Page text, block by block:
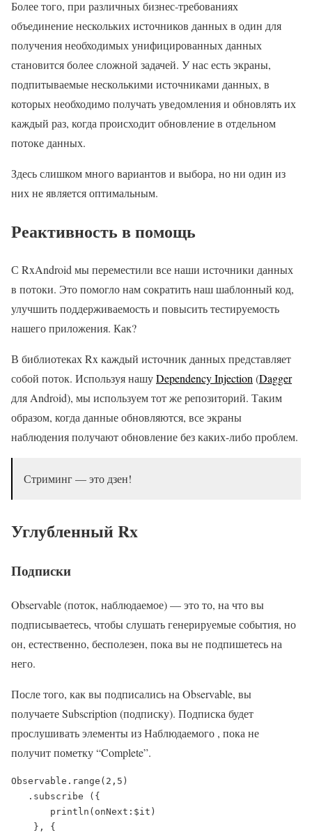
Более того, при различных бизнес-требованиях
объединение нескольких источников данных в один для
получения необходимых унифицированных данных
становится более сложной задачей. У нас есть экраны,
подпитываемые несколькими источниками данных, в
которых необходимо получать уведомления и обновлять их
каждый раз, когда происходит обновление в отдельном
потоке данных.
Здесь слишком много вариантов и выбора, но ни один из
них не является оптимальным.
Реактивность в помощь
С RxAndroid мы переместили все наши источники данных
в потоки. Это помогло нам сократить наш шаблонный код,
улучшить поддерживаемость и повысить тестируемость
нашего приложения. Как?
В библиотеках Rx каждый источник данных представляет
собой поток. Используя нашуDependency Injection (Dagger
для Android), мы используем тот же репозиторий. Таким
образом, когда данные обновляются, все экраны
наблюдения получают обновление без каких-либо проблем.
Стриминг — это дзен!
Углубленный Rx
Подписки
Observable (поток, наблюдаемое) — это то, на что вы
подписываетесь, чтобы слушать генерируемые события, но
он, естественно, бесполезен, пока вы не подпишетесь на
него.
После того, как вы подписались на Observable, вы
получаете Subscription (подписку). Подписка будет
прослушивать элементы из Наблюдаемого , пока не
получит пометку “Complete”.
Observable.range(2,5)